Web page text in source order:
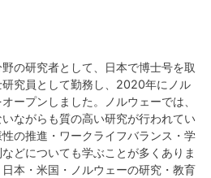
の研究者として、日本で博士号を取
究員として勤務し、2020年にノル
ープンしました。ノルウェーでは、
ながらも質の高い研究が行われてい
の推進・ワークライフバランス・学
どについても学ぶことが多くありま
本・米国・ノルウェーの研究・教育